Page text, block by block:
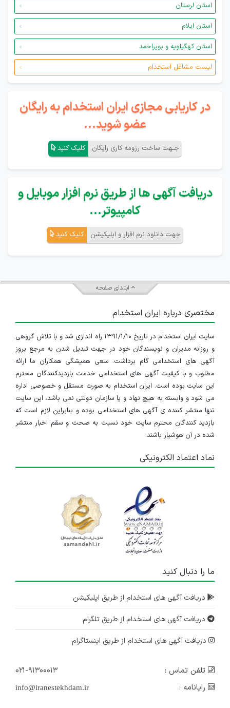
استان لرستان
استان ایلام
استان کهگیلویه و بویراحمد
لیست مشاغل استخدام
در کاریابی مجازی ایران استخدام به رایگان
عضو شوید...
جـهت ساخت رزومه کاری رایگان کلیک کنید
دریافت آگهی ها از طریق نرم افزار موبایل و
کامپیوتر...
جهت دانلود نرم افزار و اپلیکیشن کلیک کنید
ابتدای صفحه
مختصری درباره ایران استخدام
سایت ایران استخدام در تاریخ ۱۳۹۱/۱/۱۰ راه اندازی شد و با تلاش گروهی
و روزانه مدیران و نویسندگان خود در جهت تبدیل شدن به مرجع بروز
آگهی های استخدامی گام برداشت. سعی همیشگی همکاران ما ارائه
مطلوب و با کیفیت آگهی های استخدامی خدمت بازدیدکنندگان محترم
این سایت بوده است. ایران استخدام به صورت مستقل و خصوصی اداره
می شود و وابسته به هیچ نهاد و یا سازمان دولتی نمی باشد، این سایت
تنها منتشر کننده ی آگهی های استخدامی بوده و بنابراین لازم است که
بازدید کنندگان محترم سایت خود نسبت به صحت و سقم اخبار منتشر
شده در آن هوشیار باشند.
نماد اعتماد الکترونیکی
ما را دنبال کنید
دریافت آگهی های استخدام از طریق اپلیکیشن
دریافت آگهی های استخدام از طریق تلگرام
دریافت آگهی های استخدام از طریق اینستاگرام
تلفن تماس :
۰۲۱-۹۱۳۰۰۰۱۳
رایانامه :
info@iranestekhdam.ir